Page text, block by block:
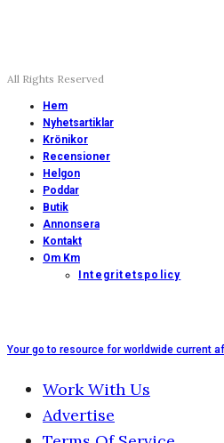
All Rights Reserved
Hem
Nyhetsartiklar
Krönikor
Recensioner
Helgon
Poddar
Butik
Annonsera
Kontakt
Om Km
Integritetspolicy
Your go to resource for worldwide current
Work With Us
Advertise